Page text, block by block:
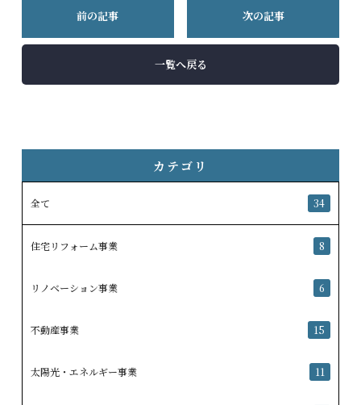
前の記事 次の記事
一覧へ戻る
カテゴリ
全て 34
住宅リフォーム事業 8
リノベーション事業 6
不動産事業 15
太陽光・エネルギー事業 11